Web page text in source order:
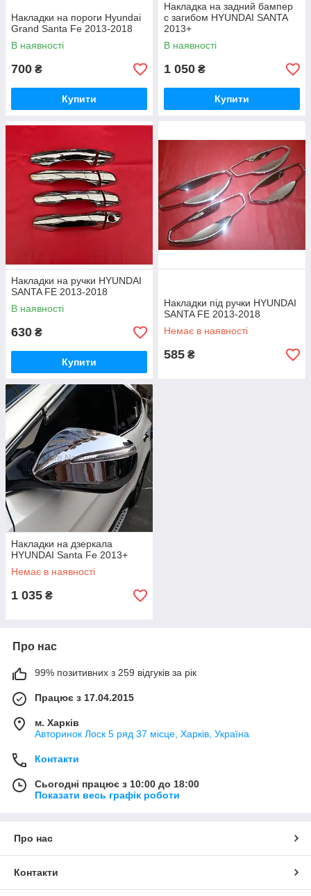
Накладки на пороги Hyundai
Grand Santa Fe 2013-2018
В наявності
700 ₴
Купити
Накладка на задний бампер
с загибом HYUNDAI SANTA
2013+
В наявності
1 050 ₴
Купити
Накладки на ручки HYUNDAI
SANTA FE 2013-2018
В наявності
630 ₴
Купити
Накладки під ручки HYUNDAI
SANTA FE 2013-2018
Немає в наявності
585 ₴
Накладки на дзеркала
HYUNDAI Santa Fe 2013+
Немає в наявності
1 035 ₴
Про нас
99% позитивних з 259 відгуків за рік
Працює з 17.04.2015
м. Харків
Авторинок Лоск 5 ряд 37 місце, Харків, Україна
Контакти
Сьогодні працює з 10:00 до 18:00
Показати весь графік роботи
Про нас
Контакти